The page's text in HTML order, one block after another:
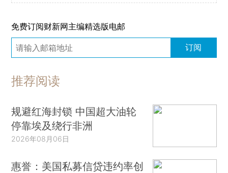
免费订阅财新网主编精选版电邮
订阅
推荐阅读
规避红海封锁 中国超大油轮
停靠埃及绕行非洲
2026年08月06日
惠誉：美国私募信贷违约率创